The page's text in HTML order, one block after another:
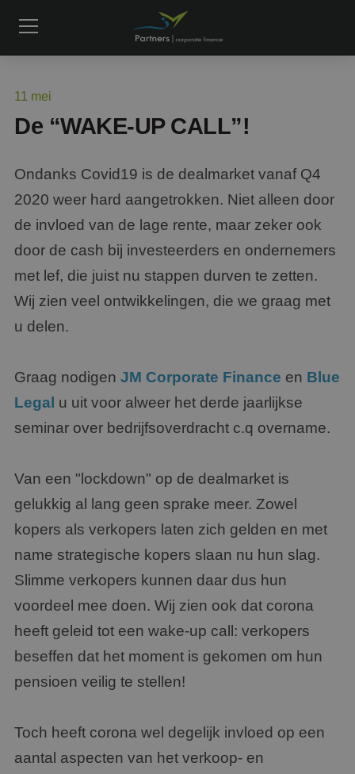
11 mei
De “WAKE-UP CALL”!
Ondanks Covid19 is de dealmarket vanaf Q4
2020 weer hard aangetrokken. Niet alleen door
de invloed van de lage rente, maar zeker ook
door de cash bij investeerders en ondernemers
met lef, die juist nu stappen durven te zetten.
Wij zien veel ontwikkelingen, die we graag met
u delen.
Graag nodigen JM Corporate Finance en Blue
Legal u uit voor alweer het derde jaarlijkse
seminar over bedrijfsoverdracht c.q overname.
Van een "lockdown" op de dealmarket is
gelukkig al lang geen sprake meer. Zowel
kopers als verkopers laten zich gelden en met
name strategische kopers slaan nu hun slag.
Slimme verkopers kunnen daar dus hun
voordeel mee doen. Wij zien ook dat corona
heeft geleid tot een wake-up call: verkopers
beseffen dat het moment is gekomen om hun
pensioen veilig te stellen!
Toch heeft corona wel degelijk invloed op een
aantal aspecten van het verkoop- en